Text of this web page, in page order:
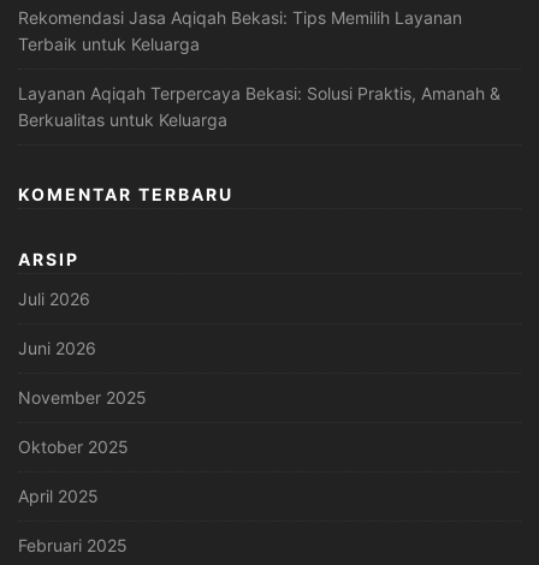
Rekomendasi Jasa Aqiqah Bekasi: Tips Memilih Layanan
Terbaik untuk Keluarga
Layanan Aqiqah Terpercaya Bekasi: Solusi Praktis, Amanah &
Berkualitas untuk Keluarga
KOMENTAR TERBARU
ARSIP
Juli 2026
Juni 2026
November 2025
Oktober 2025
April 2025
Februari 2025